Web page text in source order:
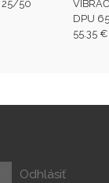
25/50
DPU
55.35 €
Odhlásiť